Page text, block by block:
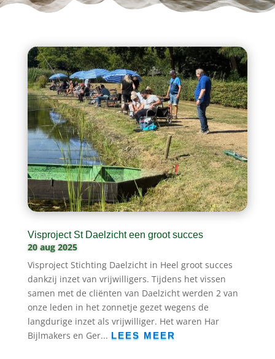
Visproject St Daelzicht een groot succes
20 aug 2025
Visproject Stichting Daelzicht in Heel groot succes
dankzij inzet van vrijwilligers. Tijdens het vissen
samen met de cliënten van Daelzicht werden 2 van
onze leden in het zonnetje gezet wegens de
langdurige inzet als vrijwilliger. Het waren Har
Bijlmakers en Ger... LEES MEER